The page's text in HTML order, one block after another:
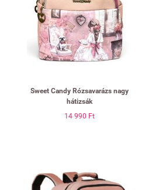
Sweet Candy Rózsavarázs nagy
hátizsák
14 990 Ft